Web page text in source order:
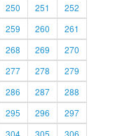
250 251
252
259 260
261
268 269
270
277 278
279
286 287
288
295 296
297
304 305 306